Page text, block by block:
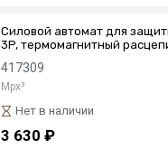
Силовой автомат для
3P, термомагнитный
417309
Mpx³
Нет в наличии
3 630 ₽